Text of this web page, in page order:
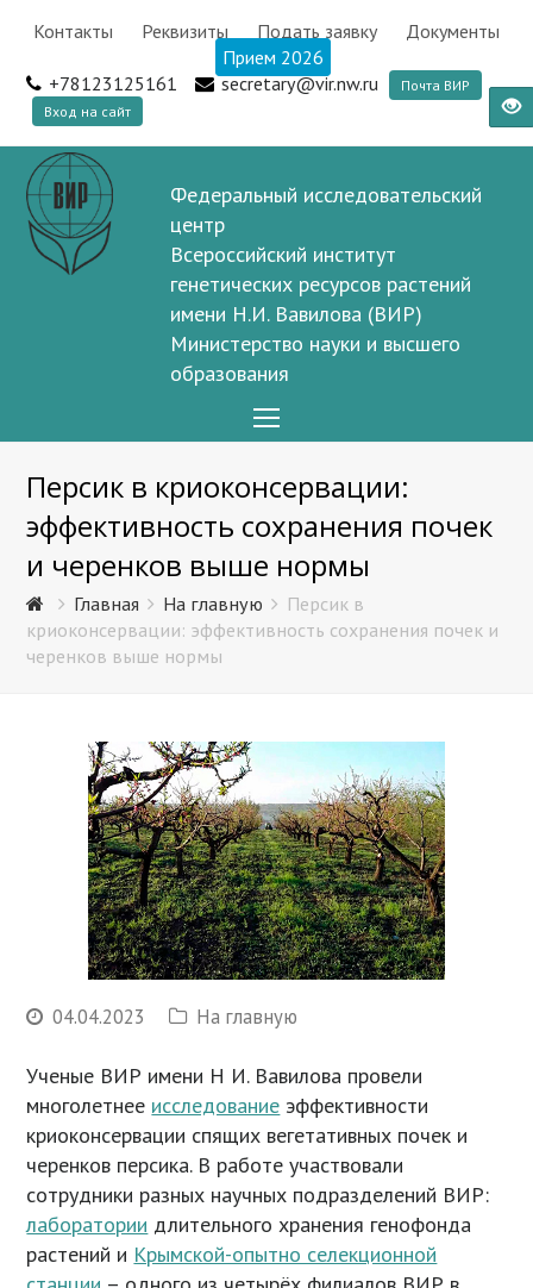
Контакты Реквизиты Подать заявку
Документы
Прием 2026
+78123125161
secretary@vir.nw.ru
Почта ВИР
Вход на сайт
Федеральный исследовательский
центр
Всероссийский институт
генетических ресурсов растений
имени Н.И. Вавилова (ВИР)
Министерство науки и высшего
образования
Menu
Персик в криоконсервации:
эффективность сохранения почек
и черенков выше нормы
Главная На главную
Персик в
криоконсервации: эффективность сохранения почек и
черенков выше нормы
04.04.2023 На главную
Ученые ВИР имени Н И. Вавилова провели
многолетнее исследование эффективности
криоконсервации спящих вегетативных почек и
черенков персика. В работе участвовали
сотрудники разных научных подразделений ВИР:
лаборатории длительного хранения генофонда
растений и Крымской-опытно селекционной